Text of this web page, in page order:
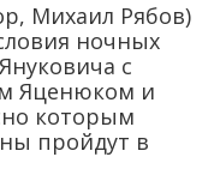
Михаил Рябов)
ночных
с
Яценюком и
которым
пройдут в